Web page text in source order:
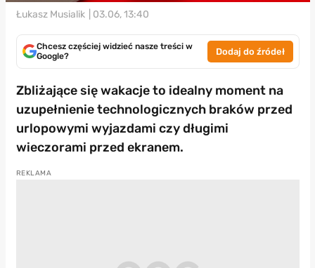
Łukasz Musialik | 03.06, 13:40
Chcesz częściej widzieć nasze treści w
Google?
Dodaj do źródeł
Zbliżające się wakacje to idealny moment na
uzupełnienie technologicznych braków przed
urlopowymi wyjazdami czy długimi
wieczorami przed ekranem.